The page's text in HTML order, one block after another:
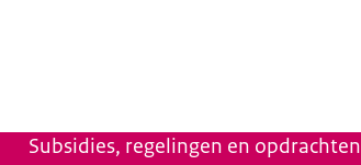
Subsidies, regelingen en opdrachten